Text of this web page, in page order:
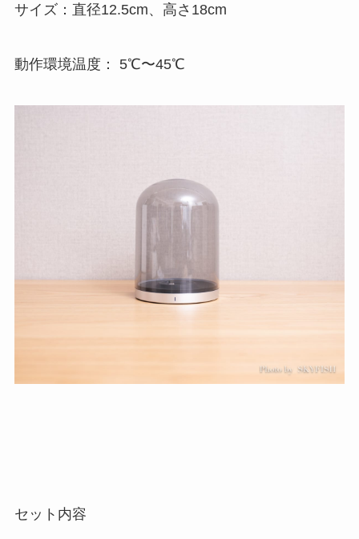
サイズ：直径12.5cm、高さ18cm
動作環境温度： 5℃〜45℃
セット内容